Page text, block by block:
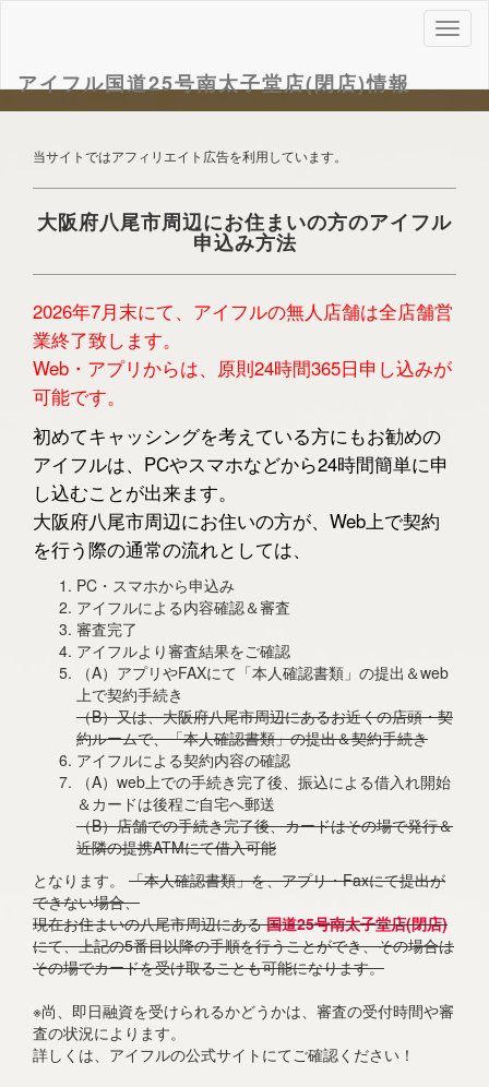
ナ
ビ
ー
シ
アイフル国道25号南太子堂店(閉店)情報
当サイトではアフィリエイト広告を利用しています。
大阪府八尾市周辺にお住まいの方のアイフル
申込み方法
2026年7月末にて、アイフルの無人店舗は全店舗営
業終了致します。
Web・アプリからは、原則24時間365日申し込みが
可能です。
初めてキャッシングを考えている方にもお勧めの
アイフルは、PCやスマホなどから24時間簡単に申
し込むことが出来ます。
大阪府八尾市周辺にお住いの方が、Web上で契約
を行う際の通常の流れとしては、
PC・スマホから申込み
アイフルによる内容確認＆審査
審査完了
アイフルより審査結果をご確認
（A）アプリやFAXにて「本人確認書類」の提出＆web
上で契約手続き
（B）又は、大阪府八尾市周辺にあるお近くの店頭・契
約ルームで、「本人確認書類」の提出＆契約手続き
アイフルによる契約内容の確認
（A）web上での手続き完了後、振込による借入れ開始
＆カードは後程ご自宅へ郵送
（B）店舗での手続き完了後、カードはその場で発行＆
近隣の提携ATMにて借入可能
となります。 「本人確認書類」を、アプリ・Faxにて提出が
できない場合、
現在お住まいの八尾市周辺にある国道25号南太子堂店(閉店)
にて、上記の5番目以降の手順を行うことができ、その場合は
その場でカードを受け取ることも可能になります。
※尚、即日融資を受けられるかどうかは、審査の受付時間や審
査の状況によります。
詳しくは、アイフルの公式サイトにてご確認ください！